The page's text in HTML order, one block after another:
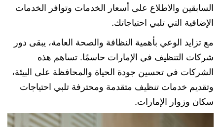
السابقين والاطلاع على أسعار الخدمات وتوافر الخدمات
الإضافية التي تلبي احتياجاتك.
مع تزايد الوعي بأهمية النظافة والصحة العامة، يبقى دور
شركات التنظيف في الإمارات حاسمًا. تساهم هذه
الشركات في تحسين جودة الحياة والمحافظة على البيئة،
وتقديم خدمات تنظيف متقدمة ومحترفة تلبي احتياجات
سكان وزوار الإمارات.